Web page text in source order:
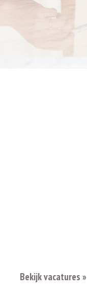
Bekijk vacatures »